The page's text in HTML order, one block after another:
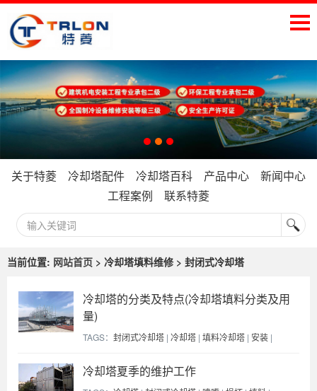
关于特菱 冷却塔配件 冷却塔百科 产品中心
新闻中心
工程案例
联系特菱
当前位置: 网站首页 > 冷却塔填料维修 > 封闭式冷却塔
冷却塔的分类及特点(冷却塔填料分类及用
量)
TAGS： 封闭式冷却塔 | 冷却塔 | 填料冷却塔 | 安装 |
冷却塔夏季的维护工作